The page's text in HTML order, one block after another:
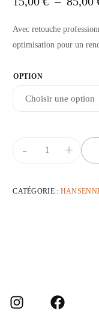
Avec retouche
optimisation pour un
OPTION
+
-
CATÉGORIE :